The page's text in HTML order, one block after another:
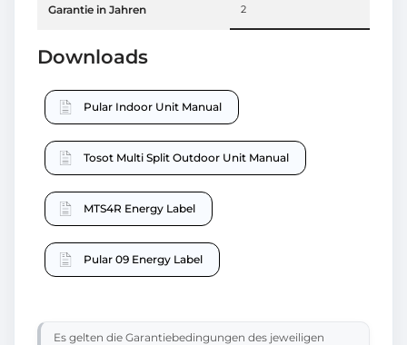
Garantie in Jahren 2
Downloads
Pular Indoor Unit Manual
Tosot Multi Split Outdoor Unit Manual
MTS4R Energy Label
Pular 09 Energy Label
Es gelten die Garantiebedingungen des jeweiligen